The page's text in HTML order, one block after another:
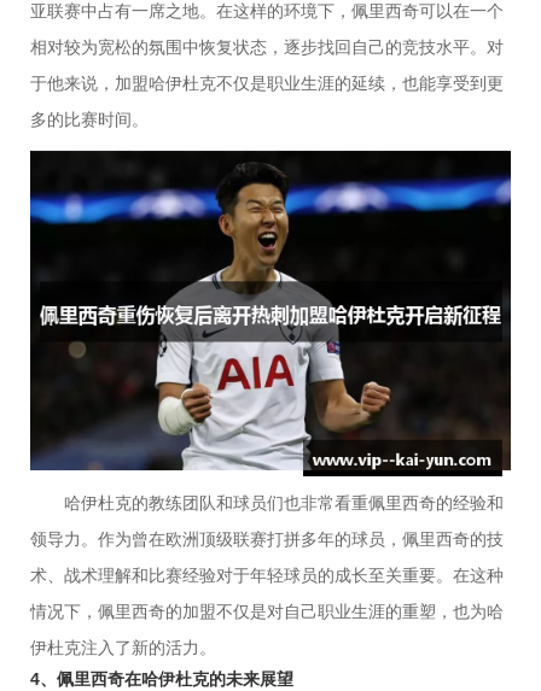
亚联赛中占有一席之地。在这样的环境下，佩里西奇可以在一个
相对较为宽松的氛围中恢复状态，逐步找回自己的竞技水平。对
于他来说，加盟哈伊杜克不仅是职业生涯的延续，也能享受到更
多的比赛时间。
哈伊杜克的教练团队和球员们也非常看重佩里西奇的经验和
领导力。作为曾在欧洲顶级联赛打拼多年的球员，佩里西奇的技
术、战术理解和比赛经验对于年轻球员的成长至关重要。在这种
情况下，佩里西奇的加盟不仅是对自己职业生涯的重塑，也为哈
伊杜克注入了新的活力。
4、佩里西奇在哈伊杜克的未来展望